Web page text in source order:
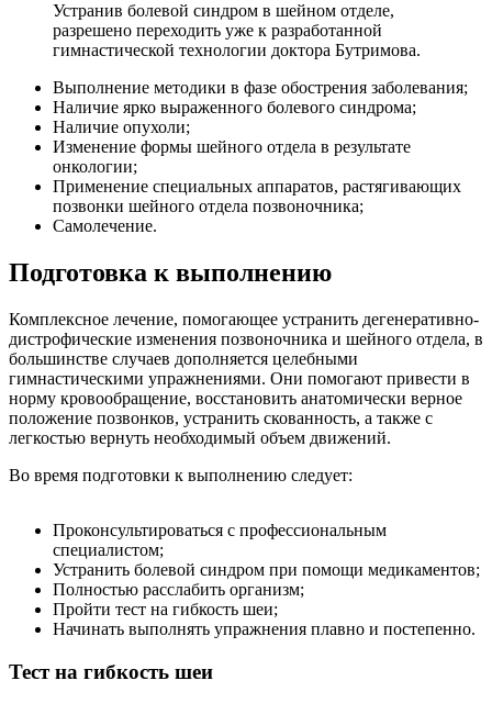
Устранив болевой синдром в шейном отделе,
разрешено переходить уже к разработанной
гимнастической технологии доктора Бутримова.
Выполнение методики в фазе обострения заболевания;
Наличие ярко выраженного болевого синдрома;
Наличие опухоли;
Изменение формы шейного отдела в результате
онкологии;
Применение специальных аппаратов, растягивающих
позвонки шейного отдела позвоночника;
Самолечение.
Подготовка к выполнению
Комплексное лечение, помогающее устранить дегенеративно-
дистрофические изменения позвоночника и шейного отдела, в
большинстве случаев дополняется целебными
гимнастическими упражнениями. Они помогают привести в
норму кровообращение, восстановить анатомически верное
положение позвонков, устранить скованность, а также с
легкостью вернуть необходимый объем движений.
Во время подготовки к выполнению следует:
Проконсультироваться с профессиональным
специалистом;
Устранить болевой синдром при помощи медикаментов;
Полностью расслабить организм;
Пройти тест на гибкость шеи;
Начинать выполнять упражнения плавно и постепенно.
Тест на гибкость шеи